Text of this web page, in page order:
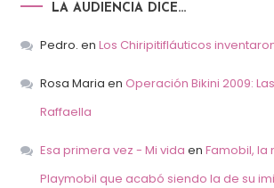
LA AUDIENCIA DICE…
Pedro. en Los Chiripitifláuticos
Rosa Maria en Operación Bikini 2009:
Raffaella
Esa primera vez - Mi vida en Famobil, la
Playmobil que acabó siendo la de su